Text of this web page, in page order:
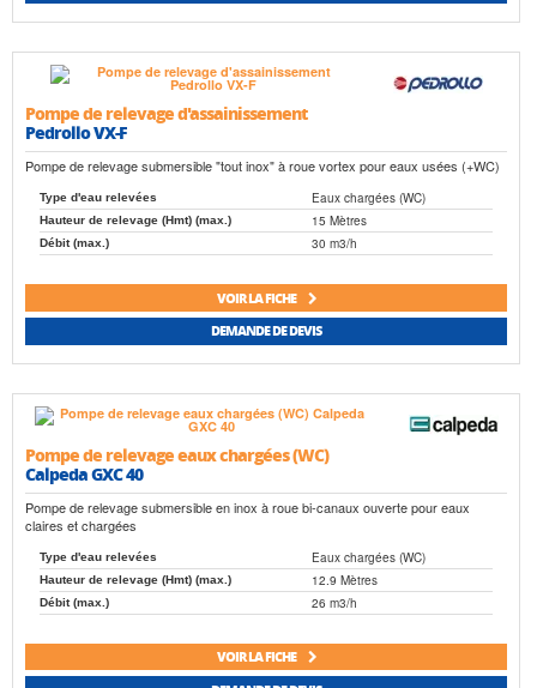
Pompe de relevage d'assainissement
Pedrollo VX-F
Pompe de relevage submersible "tout inox" à roue vortex pour eaux usées (+WC)
Type d'eau relevées Eaux chargées (WC)
Hauteur de relevage (Hmt) (max.) 15 Mètres
Débit (max.) 30 m3/h
VOIR LA FICHE
DEMANDE DE DEVIS
Pompe de relevage eaux chargées (WC)
Calpeda GXC 40
Pompe de relevage submersible en inox à roue bi-canaux ouverte pour eaux
claires et chargées
Type d'eau relevées Eaux chargées (WC)
Hauteur de relevage (Hmt) (max.) 12.9 Mètres
Débit (max.) 26 m3/h
VOIR LA FICHE